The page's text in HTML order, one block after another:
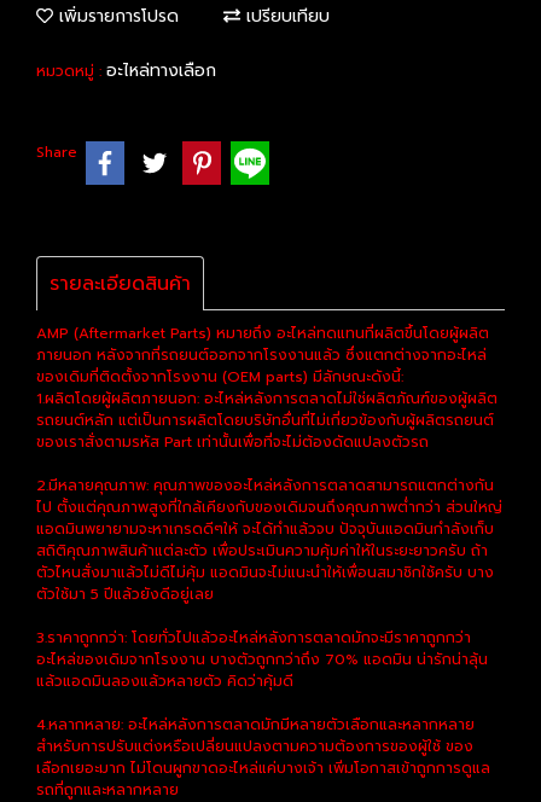
เพิ่มรายการโปรด เปรียบเทียบ
หมวดหมู่ : อะไหล่ทางเลือก
Share
รายละเอียดสินค้า
AMP (Aftermarket Parts) หมายถึง อะไหล่ทดแทนที่ผลิตขึ้นโดยผู้ผลิต
ภายนอก หลังจากที่รถยนต์ออกจากโรงงานแล้ว ซึ่งแตกต่างจากอะไหล่
ของเดิมที่ติดตั้งจากโรงงาน (OEM parts) มีลักษณะดังนี้:
1.ผลิตโดยผู้ผลิตภายนอก: อะไหล่หลังการตลาดไม่ใช่ผลิตภัณฑ์ของผู้ผลิต
รถยนต์หลัก แต่เป็นการผลิตโดยบริษัทอื่นที่ไม่เกี่ยวข้องกับผู้ผลิตรถยนต์
ของเราสั่งตามรหัส Part เท่านั้นเพื่อที่จะไม่ต้องดัดแปลงตัวรถ
2.มีหลายคุณภาพ: คุณภาพของอะไหล่หลังการตลาดสามารถแตกต่างกัน
ไป ตั้งแต่คุณภาพสูงที่ใกล้เคียงกับของเดิมจนถึงคุณภาพต่ำกว่า ส่วนใหญ่
แอดมินพยายามจะหาเกรดดีๆให้ จะได้ทำแล้วจบ ปัจจุบันแอดมินกำลังเก็บ
สถิติคุณภาพสินค้าแต่ละตัว เพื่อประเมินความคุ้มค่าให้ในระยะยาวครับ ถ้า
ตัวไหนสั่งมาแล้วไม่ดีไม่คุ้ม แอดมินจะไม่แนะนำให้เพื่อนสมาชิกใช้ครับ บาง
ตัวใช้มา 5 ปีแล้วยังดีอยู่เลย
3.ราคาถูกกว่า: โดยทั่วไปแล้วอะไหล่หลังการตลาดมักจะมีราคาถูกกว่า
อะไหล่ของเดิมจากโรงงาน บางตัวถูกกว่าถึง 70% แอดมิน น่ารักน่าลุ้น
แล้วแอดมินลองแล้วหลายตัว คิดว่าคุ้มดี
4.หลากหลาย: อะไหล่หลังการตลาดมักมีหลายตัวเลือกและหลากหลาย
สำหรับการปรับแต่งหรือเปลี่ยนแปลงตามความต้องการของผู้ใช้ ของ
เลือกเยอะมาก ไม่โดนผูกขาดอะไหล่แค่บางเจ้า เพิ่มโอกาสเข้าถูกการดูแล
รถที่ถูกและหลากหลาย